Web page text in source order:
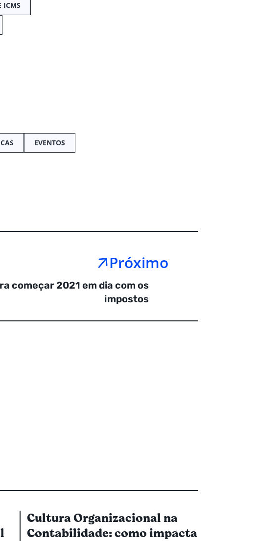
ICMS
EVENTOS
Próximo
começar 2021 em dia com os
impostos
Cultura Organizacional na
Contabilidade: como impacta